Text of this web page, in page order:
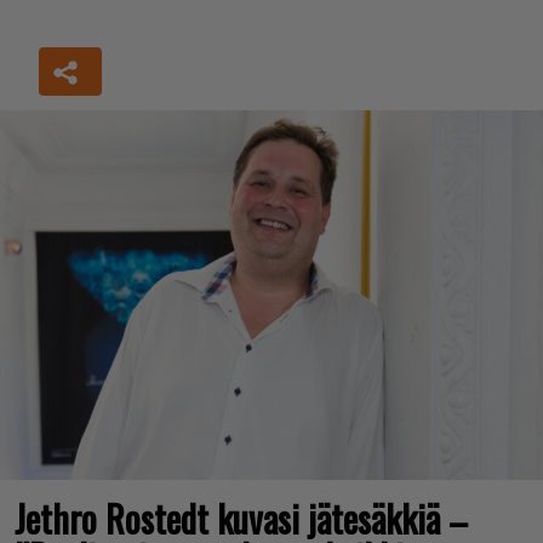
Jethro Rostedt kuvasi jätesäkkiä –